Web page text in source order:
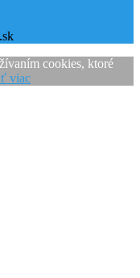
cookies, ktoré
viac